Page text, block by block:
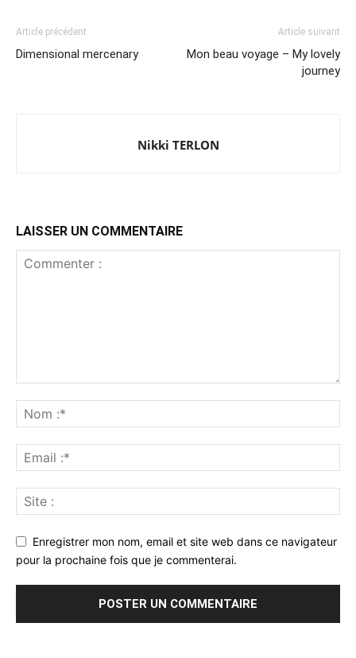
Article précédent
Dimensional mercenary
Article suivant
Mon beau voyage – My lovely
journey
Nikki TERLON
LAISSER UN COMMENTAIRE
Enregistrer mon nom, email et site web dans ce navigateur
pour la prochaine fois que je commenterai.